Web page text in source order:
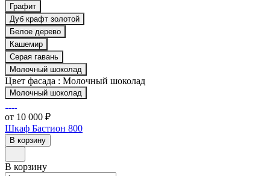
Графит
Дуб крафт золотой
Белое дерево
Кашемир
Серая гавань
Молочный шоколад
Цвет фасада : Молочный шоколад
Молочный шоколад
от 10 000 ₽
Шкаф Бастион 800
В корзину
В корзину